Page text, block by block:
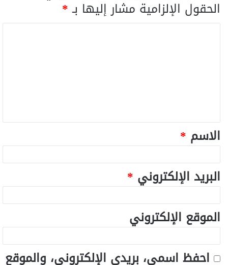
الحقول الإلزامية مشار إليها بـ*
الاسم *
البريد الإلكتروني *
الموقع الإلكتروني
احفظ اسمي، بريدي الإلكتروني، والموقع